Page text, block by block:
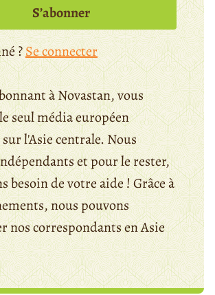
S’abonner
?Se connecter
à Novastan, vous
seul média européen
l'Asie centrale. Nous
et pour le rester,
besoin de votre aide ! Grâce à
nous pouvons
nos correspondants en Asie